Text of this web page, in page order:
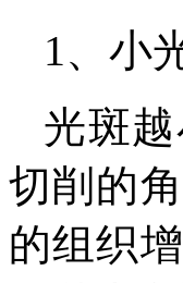
1、小
光斑
切削的
的组织